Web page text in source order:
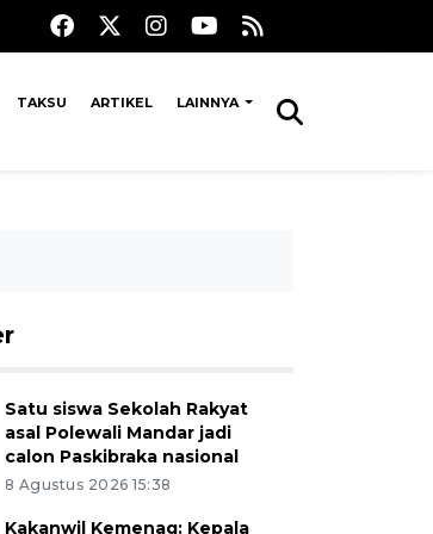
TAKSU ARTIKEL LAINNYA
Satu siswa Sekolah Rakyat
asal Polewali Mandar jadi
calon Paskibraka nasional
8 Agustus 2026 15:38
Kakanwil Kemenag: Kepala